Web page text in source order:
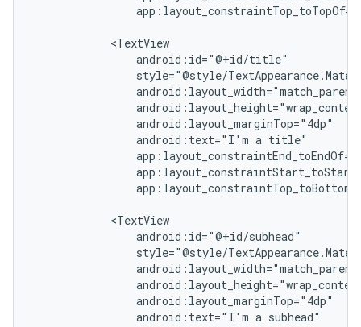
android:text="I'm a
android:text="I'm a